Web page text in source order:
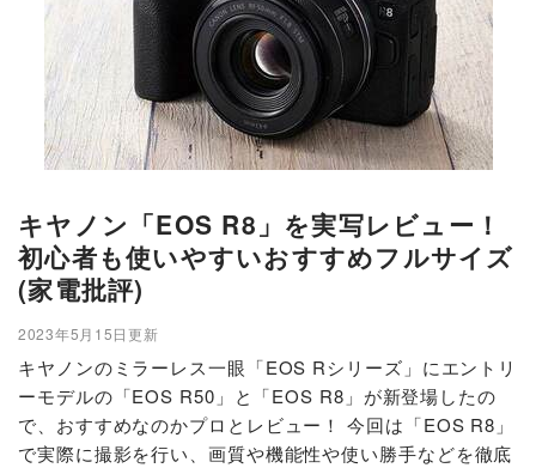
キヤノン「EOS R8」を実写レビュー！
初心者も使いやすいおすすめフルサイズ
(家電批評)
2023年5月15日更新
キヤノンのミラーレス一眼「EOS Rシリーズ」にエントリ
ーモデルの「EOS R50」と「EOS R8」が新登場したの
で、おすすめなのかプロとレビュー！ 今回は「EOS R8」
で実際に撮影を行い、画質や機能性や使い勝手などを徹底